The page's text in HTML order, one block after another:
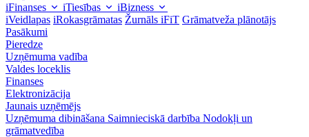
iFinanses iTiesības
iBizness
iVeidlapas iRokasgrāmatas Žurnāls iFiT Grāmatveža plānotājs
Pasākumi
Pieredze
Uzņēmuma vadība
Valdes loceklis
Finanses
Elektronizācija
Jaunais uzņēmējs
Uzņēmuma dibināšana Saimnieciskā darbība Nodokļi un
grāmatvedība